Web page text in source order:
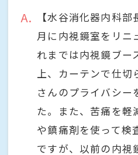
A
【水谷消化器内科
月に内視鏡室をリニ
れまでは内視鏡ブー
上、カーテンで仕切
さんのプライバシー
た。また、苦痛を軽
や鎮痛剤を使って検
ですが、以前の内視